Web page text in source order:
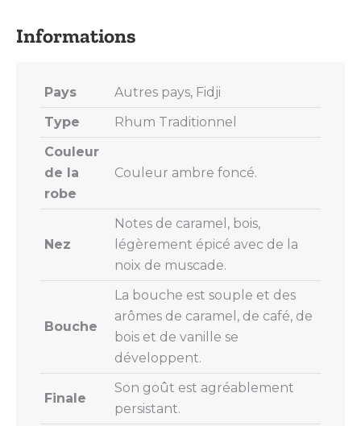
Pays
Autres pays, Fidji
Type
Rhum Traditionnel
Couleur
de la
robe
Couleur ambre foncé.
Nez
Notes de caramel, bois,
légèrement épicé avec de la
noix de muscade.
Bouche
La bouche est souple et des
arômes de caramel, de café, de
bois et de vanille se
développent.
Finale
Son goût est agréablement
persistant.